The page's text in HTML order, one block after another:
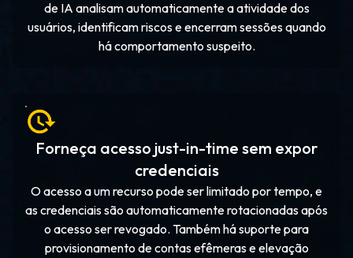
de IA analisam automaticamente a atividade dos
usuários, identificam riscos e encerram sessões quando
há comportamento suspeito.
Forneça acesso just-in-time sem expor
credenciais
O acesso a um recurso pode ser limitado por tempo, e
as credenciais são automaticamente rotacionadas após
o acesso ser revogado. Também há suporte para
provisionamento de contas efêmeras e elevação